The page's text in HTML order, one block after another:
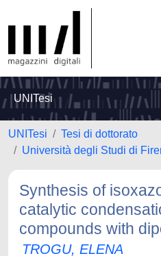
UNITesi
UNITesi
Tesi di dottorato
Università degli Studi di
Synthesis of
catalytic
compounds with
TROGU, ELENA